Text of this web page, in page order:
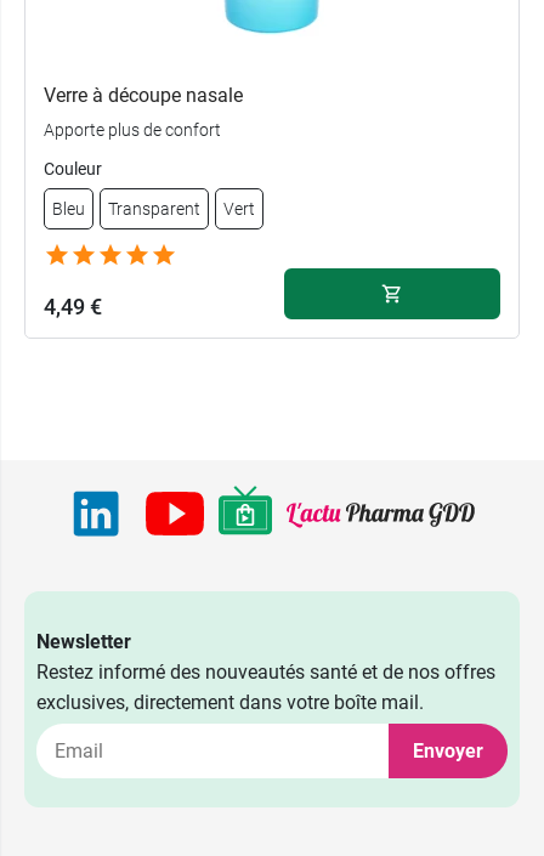
Verre à découpe nasale
Apporte plus de confort
Couleur
Bleu Transparent Vert
4,49 €
Bleu
Newsletter
Restez informé des nouveautés santé et de nos offres
exclusives, directement dans votre boîte mail.
Envoyer